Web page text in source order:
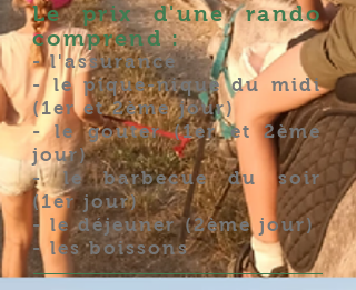
Le prix d'une rando
comprend :
- l'assurance
- le pique-nique du midi
(1er et 2ème jour)
- le gouter (1er et 2ème
jour)
- le barbecue du soir
(1er jour)
- le déjeuner (2ème jour)
- les boissons